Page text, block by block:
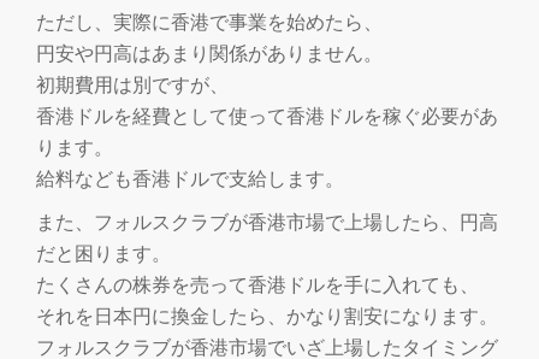
ただし、実際に香港で事業を始めたら、
円安や円高はあまり関係がありません。
初期費用は別ですが、
香港ドルを経費として使って香港ドルを稼ぐ必要があ
ります。
給料なども香港ドルで支給します。
また、フォルスクラブが香港市場で上場したら、円高
だと困ります。
たくさんの株券を売って香港ドルを手に入れても、
それを日本円に換金したら、かなり割安になります。
フォルスクラブが香港市場でいざ上場したタイミング